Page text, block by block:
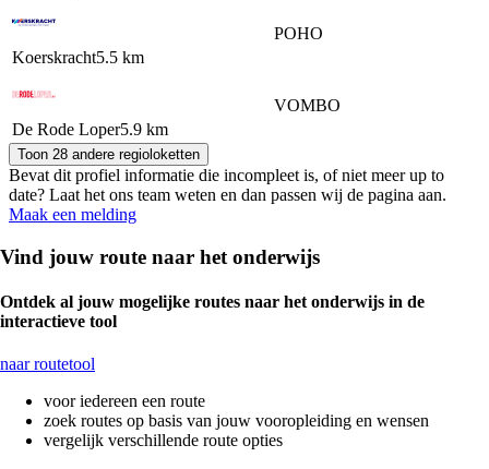
Koerskracht5.5 km
POHO
De Rode Loper5.9 km
VOMBO
Toon 28 andere regioloketten
Bevat dit profiel informatie die incompleet is, of niet meer up to
date? Laat het ons team weten en dan passen wij de pagina aan.
Maak een melding
Vind jouw route naar het onderwijs
Ontdek al jouw mogelijke routes naar het onderwijs in de
interactieve tool
naar routetool
voor iedereen een route
zoek routes op basis van jouw vooropleiding en wensen
vergelijk verschillende route opties